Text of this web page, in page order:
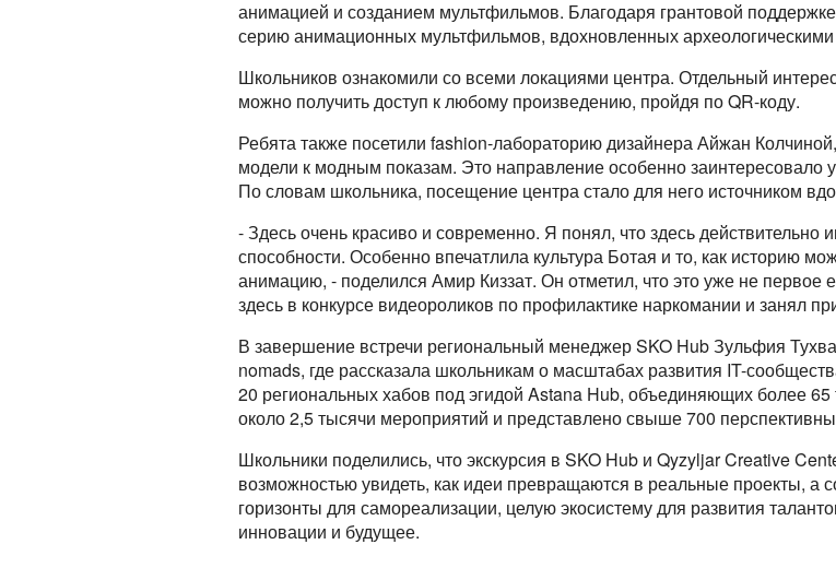
анимацией и созданием мультфильмов. Благодаря грантовой
серию анимационных мультфильмов, вдохновленных
Школьников ознакомили со всеми локациями центра. Отдельный
можно получить доступ к любому произведению, пройдя по QR-коду.
Ребята также посетили fashion-лабораторию дизайнера Айжан
модели к модным показам. Это направление особенно
По словам школьника, посещение центра стало для него источником
- Здесь очень красиво и современно. Я понял, что здесь
способности. Особенно впечатлила культура Ботая и то, как историю
анимацию, - поделился Амир Киззат. Он отметил, что это уже не первое
здесь в конкурсе видеороликов по профилактике наркомании и занял
В завершение встречи региональный менеджер SKO Hub Зульфия
nomads, где рассказала школьникам о масштабах развития IT-
20 региональных хабов под эгидой Astana Hub, объединяющих более
около 2,5 тысячи мероприятий и представлено свыше 700
Школьники поделились, что экскурсия в SKO Hub и Qyzyljar Creative
возможностью увидеть, как идеи превращаются в реальные проекты, а
горизонты для самореализации, целую экосистему для развития
инновации и будущее.